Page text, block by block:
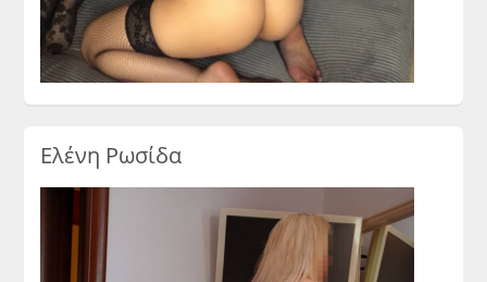
Ελένη Ρωσίδα